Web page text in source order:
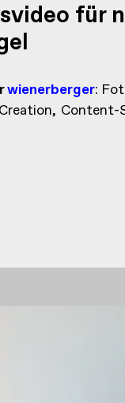
für
wienerberger:
Content-